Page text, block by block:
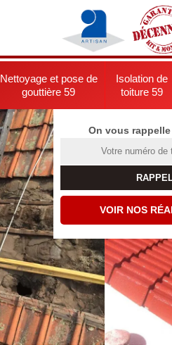
Nettoyage et pose de
gouttière 59
Isolation de
toiture 59
On vous
VOIR NOS